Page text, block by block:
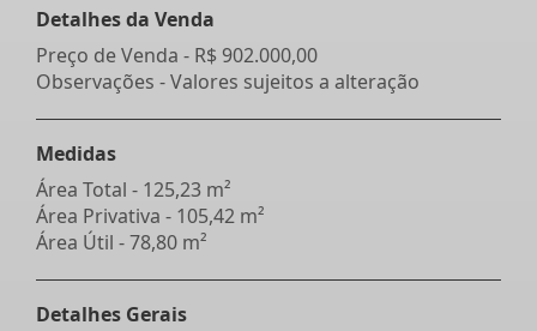
Detalhes da Venda
Preço de Venda - R$ 902.000,00
Observações - Valores sujeitos a alteração
Medidas
Área Total - 125,23 m²
Área Privativa - 105,42 m²
Área Útil - 78,80 m²
Detalhes Gerais